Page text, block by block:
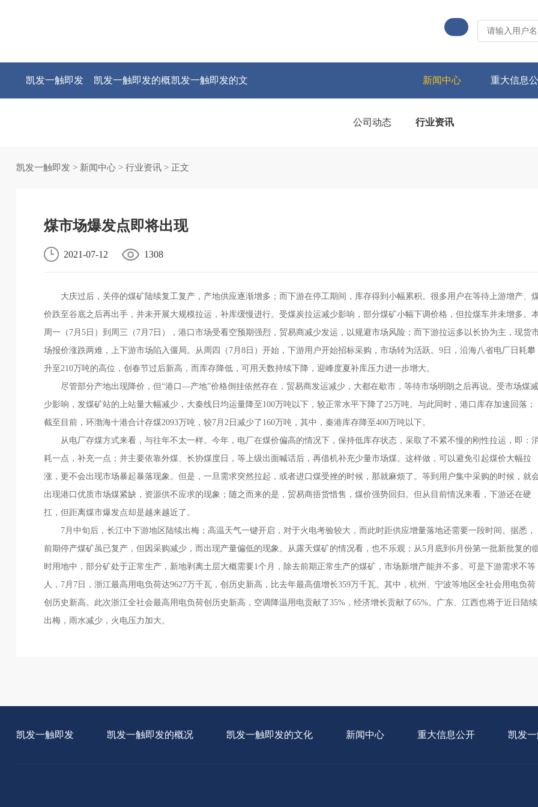
凯发一触即发 凯发一触即发的概凯发一触即发的文 新闻中心 重大信息
公司动态 行业资讯
凯发一触即发> 新闻中心> 行业资讯> 正文
煤市场爆发点即将出现
2021-07-12 1308
大庆过后，关停的煤矿陆续复工复产，产地供应逐渐增多；而下游在停工期间，库存得到小幅累积。很多用户在等待上游增产、
价跌至谷底之后再出手，并未开展大规模拉运，补库缓慢进行。受煤炭拉运减少影响，部分煤矿小幅下调价格，但拉煤车并未增多。
周一（7月5日）到周三（7月7日），港口市场受看空预期强烈，贸易商减少发运，以规避市场风险；而下游拉运多以长协为主，现货
场报价涨跌两难，上下游市场陷入僵局。从周四（7月8日）开始，下游用户开始招标采购，市场转为活跃。9日，沿海八省电厂日耗攀
升至210万吨的高位，创春节过后新高，而库存降低，可用天数持续下降，迎峰度夏补库压力进一步增大。
尽管部分产地出现降价，但“港口—产地”价格倒挂依然存在，贸易商发运减少，大都在歇市，等待市场明朗之后再说。受市场煤减
少影响，发煤矿站的上站量大幅减少，大秦线日均运量降至100万吨以下，较正常水平下降了25万吨。与此同时，港口库存加速回落；
截至目前，环渤海十港合计存煤2093万吨，较7月2日减少了160万吨，其中，秦港库存降至400万吨以下。
从电厂存煤方式来看，与往年不太一样。今年，电厂在煤价偏高的情况下，保持低库存状态，采取了不紧不慢的刚性拉运，即：
耗一点，补充一点；并主要依靠外煤、长协煤度日，等上级出面喊话后，再借机补充少量市场煤。这样做，可以避免引起煤价大幅拉
涨，更不会出现市场暴起暴落现象。但是，一旦需求突然拉起，或者进口煤受挫的时候，那就麻烦了。等到用户集中采购的时候，就
出现港口优质市场煤紧缺，资源供不应求的现象；随之而来的是，贸易商捂货惜售，煤价强势回归。但从目前情况来看，下游还在硬
扛，但距离煤市爆发点却是越来越近了。
7月中旬后，长江中下游地区陆续出梅；高温天气一键开启，对于火电考验较大，而此时距供应增量落地还需要一段时间。据悉，
前期停产煤矿虽已复产，但因采购减少，而出现产量偏低的现象。从露天煤矿的情况看，也不乐观；从5月底到6月份第一批新批复的
时用地中，部分矿处于正常生产，新地剥离土层大概需要1个月，除去前期正常生产的煤矿，市场新增产能并不多。可是下游需求不等
人，7月7日，浙江最高用电负荷达9627万千瓦，创历史新高，比去年最高值增长359万千瓦。其中，杭州、宁波等地区全社会用电负荷
创历史新高。此次浙江全社会最高用电负荷创历史新高，空调降温用电贡献了35%，经济增长贡献了65%。广东、江西也将于近日陆续
出梅，雨水减少，火电压力加大。
凯发一触即发 凯发一触即发的概况 凯发一触即发的文化 新闻中心 重大信息公开 凯发